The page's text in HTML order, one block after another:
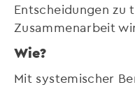
Entscheidungen zu
Zusammenarbeit
Wie?
Mit systemischer